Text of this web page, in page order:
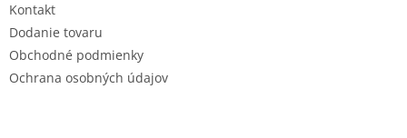
Kontakt
Dodanie tovaru
Obchodné podmienky
Ochrana osobných údajov